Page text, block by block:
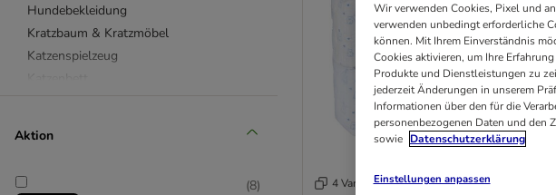
Hundebekleidung
Kratzbaum & Kratzmöbel
Katzenspielzeug
Aktion
(8) 4 Varianten
Wir verwenden Cookies, Pixel und
verwenden unbedingt erforderliche
können. Mit Ihrem Einverständnis
Cookies aktivieren, um Ihre
Produkte und Dienstleistungen zu
jederzeit Änderungen in unserem
Informationen über den für die
personenbezogenen Daten und den
sowie Datenschutzerklärung
Einstellungen anpassen